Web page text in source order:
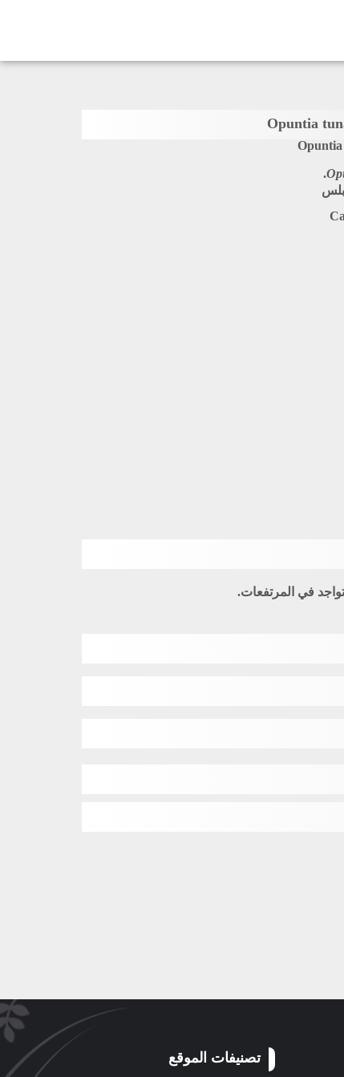
تصنيفات الموقع